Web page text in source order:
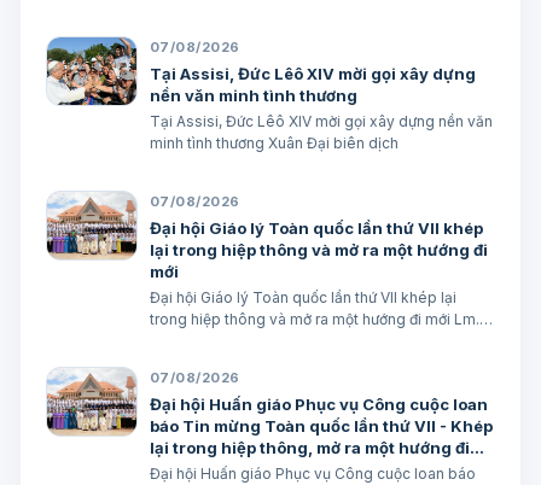
(Mt 17,16) BÀI ĐỌC I (năm II): Kb 1, 12…
07/08/2026
Tại Assisi, Đức Lêô XIV mời gọi xây dựng
nền văn minh tình thương
Tại Assisi, Đức Lêô XIV mời gọi xây dựng nền văn
minh tình thương Xuân Đại biên dịch
07/08/2026
Đại hội Giáo lý Toàn quốc lần thứ VII khép
lại trong hiệp thông và mở ra một hướng đi
mới
Đại hội Giáo lý Toàn quốc lần thứ VII khép lại
trong hiệp thông và mở ra một hướng đi mới Lm.
07/08/2026
Đại hội Huấn giáo Phục vụ Công cuộc loan
báo Tin mừng Toàn quốc lần thứ VII - Khép
lại trong hiệp thông, mở ra một hướng đi
mới cho công cuộc huấn giáo Việt Nam
Đại hội Huấn giáo Phục vụ Công cuộc loan báo